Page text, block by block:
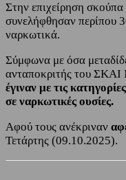
Στην επιχείρηση
συνελήφθησαν περίπου
ναρκωτικά.
Σύμφωνα με όσα
ανταποκριτής του
έγιναν με τις
σε ναρκωτικές ουσίες.
Αφού τους ανέκριναν
Τετάρτης (09.10.2025).